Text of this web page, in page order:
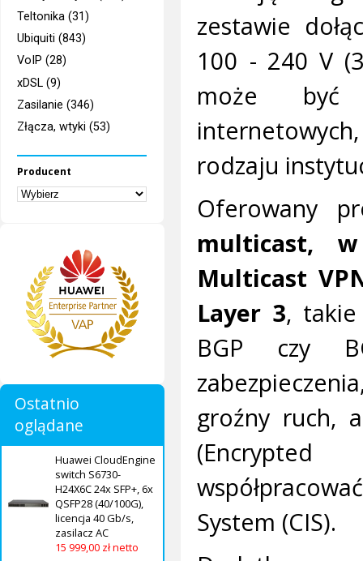
Teltonika (31)
Ubiquiti (843)
VoIP (28)
xDSL (9)
Zasilanie (346)
Złącza, wtyki (53)
Producent
Ostatnio
oglądane
Huawei CloudEngine
switch S6730-
H24X6C 24x SFP+, 6x
QSFP28 (40/100G),
licencja 40 Gb/s,
zasilacz AC
15 999,00 zł netto
zestawie
100 - 240 V
może być
rodzaju
Oferowany
multicast,
Multicast
Layer 3, takie
BGP czy
groźny ruch,
System (CIS).